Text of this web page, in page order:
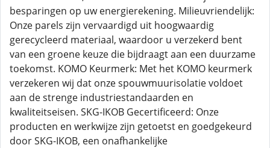
besparingen op uw energierekening. Milieuvriendelijk:
Onze parels zijn vervaardigd uit hoogwaardig
gerecycleerd materiaal, waardoor u verzekerd bent
van een groene keuze die bijdraagt aan een duurzame
toekomst. KOMO Keurmerk: Met het KOMO keurmerk
verzekeren wij dat onze spouwmuurisolatie voldoet
aan de strenge industriestandaarden en
kwaliteitseisen. SKG-IKOB Gecertificeerd: Onze
producten en werkwijze zijn getoetst en goedgekeurd
door SKG-IKOB, een onafhankelijke